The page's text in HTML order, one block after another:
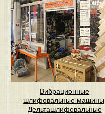
Вибрационные
шлифовальные машины,
Дельташлифовальные